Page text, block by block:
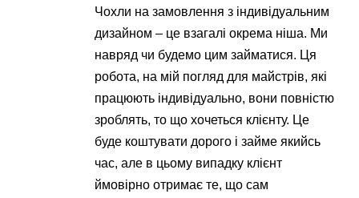
Чохли на замовлення з індивідуальним
дизайном – це взагалі окрема ніша. Ми
навряд чи будемо цим займатися. Ця
робота, на мій погляд для майстрів, які
працюють індивідуально, вони повністю
зроблять, то що хочеться клієнту. Це
буде коштувати дорого і займе якийсь
час, але в цьому випадку клієнт
ймовірно отримає те, що сам